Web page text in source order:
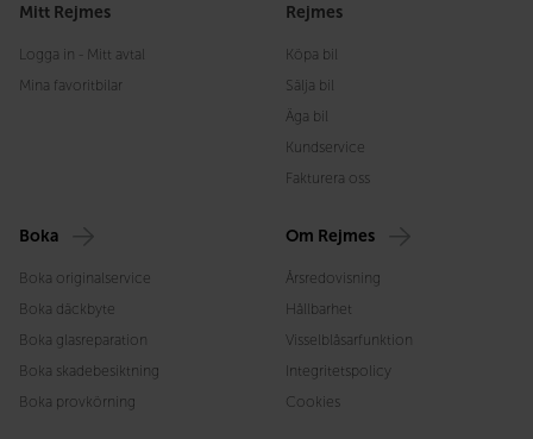
Mitt Rejmes
Logga in - Mitt avtal
Mina favoritbilar
Rejmes
Köpa bil
Sälja bil
Äga bil
Kundservice
Fakturera oss
Boka
Boka originalservice
Boka däckbyte
Boka glasreparation
Boka skadebesiktning
Boka provkörning
Om Rejmes
Årsredovisning
Hållbarhet
Visselblåsarfunktion
Integritetspolicy
Cookies